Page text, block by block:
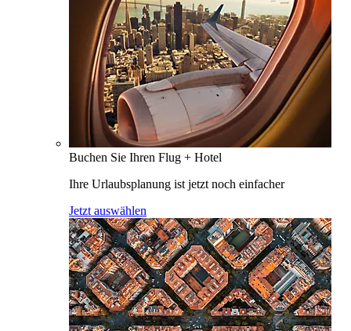
Buchen Sie Ihren Flug + Hotel
Ihre Urlaubsplanung ist jetzt noch einfacher
Jetzt auswählen